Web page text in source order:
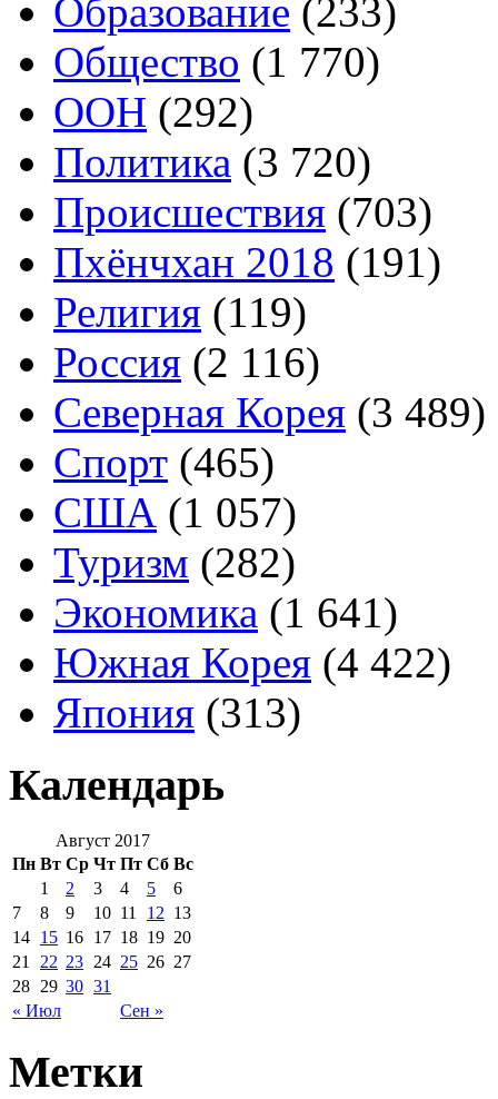
Образование (233)
Общество (1 770)
ООН (292)
Политика (3 720)
Происшествия (703)
Пхёнчхан 2018 (191)
Религия (119)
Россия (2 116)
Северная Корея (3 489)
Спорт (465)
США (1 057)
Туризм (282)
Экономика (1 641)
Южная Корея (4 422)
Япония (313)
Календарь
Август 2017
Пн Вт Ср Чт Пт Сб Вс
« Июл Сен »
1 2 3 4 5
6
7
8 9 10 11 12 13
14 15 16 17 18 19 20
21
22 23 24 25 26 27
28 29 30 31
Метки